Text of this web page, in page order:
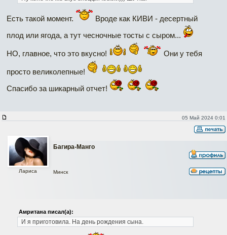
Есть такой момент.
Вроде как КИВИ - десертный
плод или ягода, а тут чесночные тосты с сыром...
НО, главное, что это вкусно! Они у тебя
просто великолепные!
Спасибо за шикарный отчет!
05 Май 2024 0:01
Багира-Манго
Лариса Минск
Амритана писал(а):
И я приготовила. На день рождения сына.